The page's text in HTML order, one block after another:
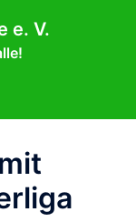
e. V.